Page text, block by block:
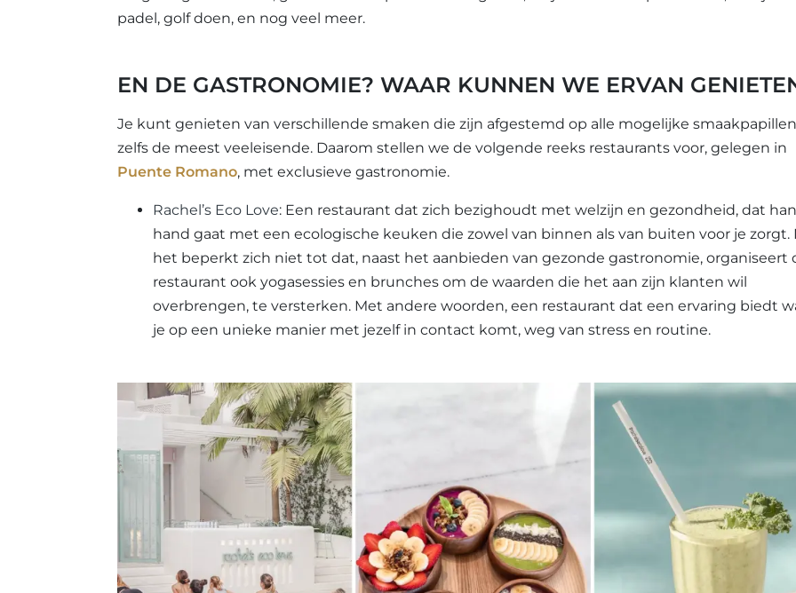
padel, golf doen, en nog veel meer.
EN DE GASTRONOMIE? WAAR KUNNEN WE ERVAN
Je kunt genieten van verschillende smaken die zijn afgestemd op alle mogelijke
zelfs de meest veeleisende. Daarom stellen we de volgende reeks restaurants voor, gelegen in
Puente Romano, met exclusieve gastronomie.
Rachel’s Eco Love: Een restaurant dat zich bezighoudt met welzijn en gezondheid, dat
hand gaat met een ecologische keuken die zowel van binnen als van buiten voor je zorgt.
het beperkt zich niet tot dat, naast het aanbieden van gezonde gastronomie, organiseert
restaurant ook yogasessies en brunches om de waarden die het aan zijn klanten wil
overbrengen, te versterken. Met andere woorden, een restaurant dat een ervaring biedt
je op een unieke manier met jezelf in contact komt, weg van stress en routine.